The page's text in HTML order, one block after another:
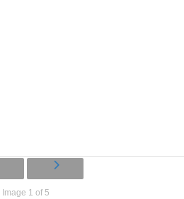
Image 1 of 5